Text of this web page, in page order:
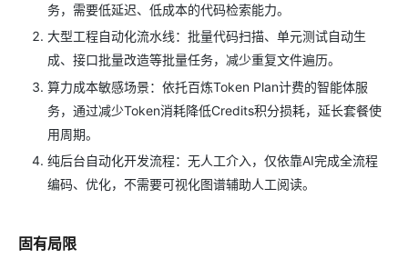
务，需要低延迟、低成本的代码检索能力。
大型工程自动化流水线：批量代码扫描、单元测试自动生
成、接口批量改造等批量任务，减少重复文件遍历。
算力成本敏感场景：依托百炼Token Plan计费的智能体服
务，通过减少Token消耗降低Credits积分损耗，延长套餐使
用周期。
纯后台自动化开发流程：无人工介入，仅依靠AI完成全流程
编码、优化，不需要可视化图谱辅助人工阅读。
固有局限